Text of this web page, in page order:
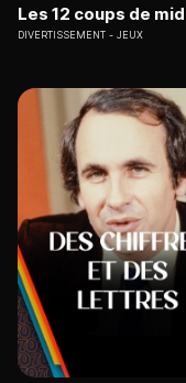
Les 12 coups de
DIVERTISSEMENT JEUX